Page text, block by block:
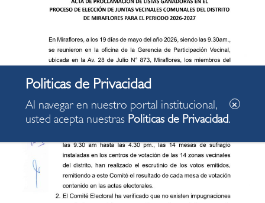
Al navegar en nuestro portal institucional,
usted acepta nuestras Politicas de Privacidad.